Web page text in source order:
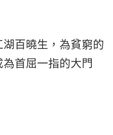
百曉生，為貧窮的
首屈一指的大門